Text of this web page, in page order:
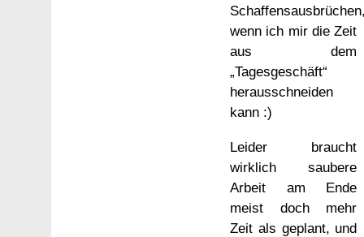
wenn ich mir die Zeit
aus dem
„Tagesgeschäft“
herausschneiden
kann :)
Leider braucht
wirklich saubere
Arbeit am Ende
meist doch mehr
Zeit als geplant, und